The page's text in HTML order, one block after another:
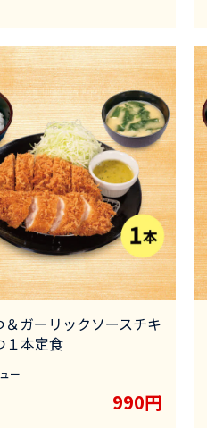
＆ガーリックソースチキ
１本定食
ー
990円